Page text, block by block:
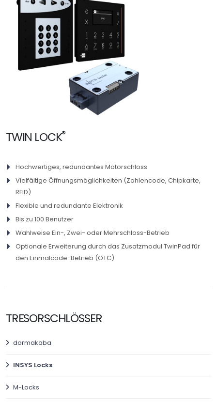
TRESORSCHLÖSSER
dormakaba
INSYS Locks
M-Locks
TWIN LOCK®
Hochwertiges, redundantes Motorschloss
Vielfältige Öffnungsmöglichkeiten (Zahlencode, Chipkarte,
RFID)
Flexible und redundante Elektronik
Bis zu 100 Benutzer
Wahlweise Ein-, Zwei- oder Mehrschloss-Betrieb
Optionale Erweiterung durch das Zusatzmodul TwinPad für
den Einmalcode-Betrieb (OTC)